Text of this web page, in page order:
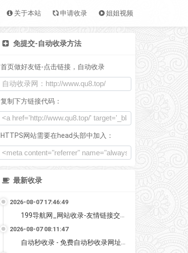
关于本站 申请收录 姐姐视频
免提交-自动收录方法
首页做好友链-点击链接，自动收录
复制下方链接代码：
HTTPS网站需要在head头部中加入：
最新收录
2026-08-07 17:46:49
199导航网_网站收录-友情链接交换-网址收录-自动秒收录
2026-08-07 08:11:47
自动秒收录 - 免费自动秒收录网址导航